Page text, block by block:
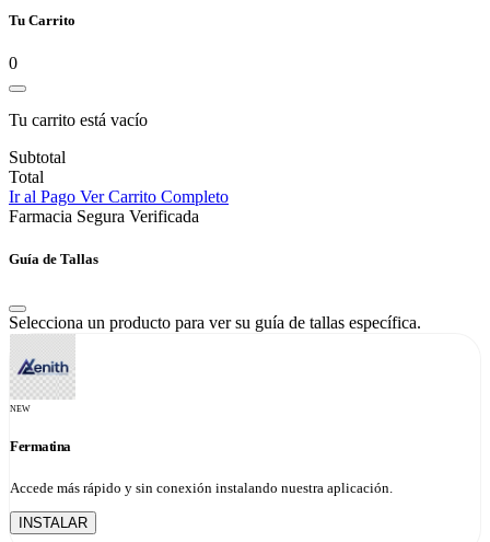
Tu Carrito
0
Tu carrito está vacío
Subtotal
Total
Ir al Pago Ver Carrito Completo
Farmacia Segura Verificada
Guía de Tallas
Selecciona un producto para ver su guía de tallas específica.
NEW
Fermatina
Accede más rápido y sin conexión instalando nuestra aplicación.
INSTALAR